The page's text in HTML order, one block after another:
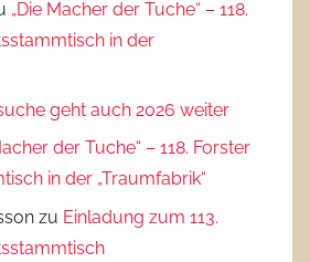
„Die Macher der Tuche“ – 118.
in der
geht auch 2026 weiter
der Tuche“ – 118. Forster
in der „Traumfabrik“
zu Einladung zum 113.